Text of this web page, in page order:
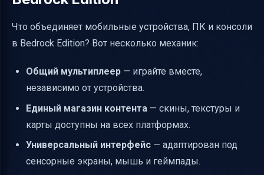
Что объединяет мобильные устройства, ПК и консоли
в Bedrock Edition? Вот несколько механик:
Общий мультиплеер — играйте вместе,
независимо от устройства.
Единый магазин контента — скины, текстуры и
карты доступны на всех платформах.
Универсальный интерфейс — адаптирован под
сенсорные экраны, мышь и геймпады.